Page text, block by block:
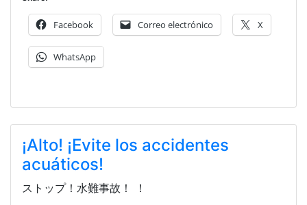
Facebook Correo electrónico X
WhatsApp
¡Alto! ¡Evite los accidentes
acuáticos!
ストップ！水難事故！ ！